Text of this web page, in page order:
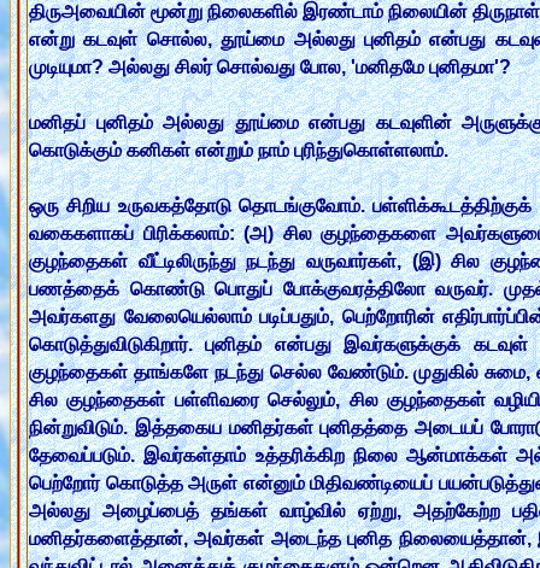
திருஅவையின் மூன்று நிலைகளில் இரண்டாம் நிலையின்
என்று கடவுள் சொல்ல, தூய்மை அல்லது புனிதம் என்பது
முடியுமா? அல்லது சிலர் சொல்வது போல, 'மனிதமே புனிதமா'?
மனிதப் புனிதம் அல்லது தூய்மை என்பது கடவுளின்
கொடுக்கும் கனிகள் என்றும் நாம் புரிந்துகொள்ளலாம்.
ஒரு சிறிய உருவகத்தோடு தொடங்குவோம்.
வகைகளாகப் பிரிக்கலாம்: (அ) சில குழந்தைகளை
குழந்தைகள் வீட்டிலிருந்து நடந்து வருவார்கள், (இ)
பணத்தைக் கொண்டு பொதுப் போக்குவரத்திலோ வருவர். முதல்
அவர்களது வேலையெல்லாம் படிப்பதும், பெற்றோரின்
கொடுத்துவிடுகிறார். புனிதம் என்பது இவர்களுக்குக்
குழந்தைகள் தாங்களே நடந்து செல்ல வேண்டும். முதுகில்
சில குழந்தைகள் பள்ளிவரை செல்லும், சில குழந்தைகள்
நின்றுவிடும். இத்தகைய மனிதர்கள் புனிதத்தை அடையப்
தேவைப்படும். இவர்கள்தாம் உத்தரிக்கிற நிலை ஆன்மாக்கள்
பெற்றோர் கொடுத்த அருள் என்னும் மிதிவண்டியைப்
அல்லது அழைப்பைத் தங்கள் வாழ்வில் ஏற்று, அதற்கேற்ற
மனிதர்களைத்தான், அவர்கள் அடைந்த புனித நிலையைத்தான்,